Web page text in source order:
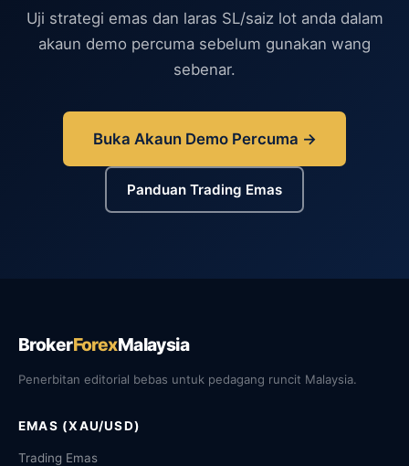
Uji strategi emas dan laras SL/saiz lot anda dalam
akaun demo percuma sebelum gunakan wang
sebenar.
Buka Akaun Demo Percuma →
Panduan Trading Emas
BrokerForexMalaysia
Penerbitan editorial bebas untuk pedagang runcit Malaysia.
EMAS (XAU/USD)
Trading Emas